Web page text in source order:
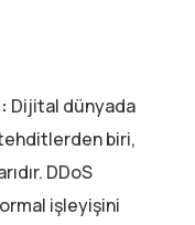
Dijital dünyada
biri,
DDoS
işleyişini